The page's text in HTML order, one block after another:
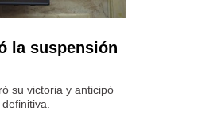
la suspensión
su victoria y anticipó